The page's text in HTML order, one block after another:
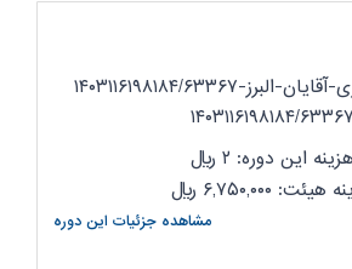
کارگاه-وزنه برداری-آقایان-البرز-۱۴۰۳۱۱۶۱۹۸۱۸۴/۶۳۳۶۷
۱۴۰۳۱۱۶۱۹۸۱۸۴/۶۳۳۶۷
هزینه این دوره: ۲
ریال
هیئت: ۶,۷۵۰,۰۰۰
ریال
مشاهده جزئیات این دوره